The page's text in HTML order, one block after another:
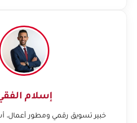
إسلام
خبير تسويق رقمي ومطور أعمال،